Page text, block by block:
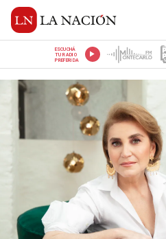
ESCUCHÁ
TU RADIO
PREFERIDA